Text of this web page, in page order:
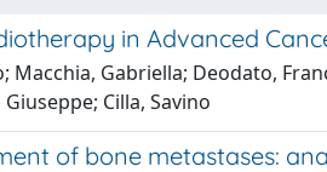
in Advanced
Gabriella; Deodato,
Cilla, Savino
of bone metastases: